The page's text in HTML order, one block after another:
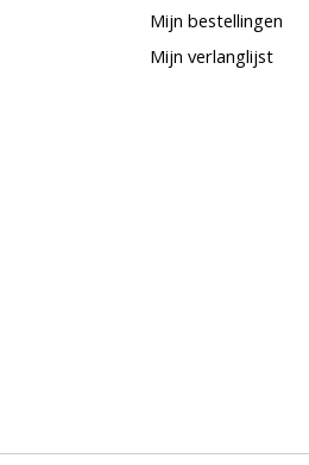
Mijn bestellingen
Mijn verlanglijst